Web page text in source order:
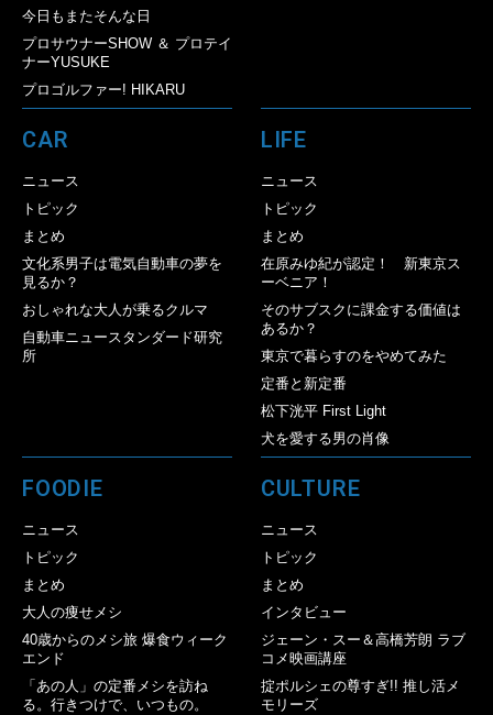
今日もまたそんな日
プロサウナーSHOW ＆ プロテイ
ナーYUSUKE
プロゴルファー! HIKARU
CAR
ニュース
トピック
まとめ
文化系男子は電気自動車の夢を
見るか？
おしゃれな大人が乗るクルマ
自動車ニュースタンダード研究
所
LIFE
ニュース
トピック
まとめ
在原みゆ紀が認定！ 新東京ス
ーベニア！
そのサブスクに課金する価値は
あるか？
東京で暮らすのをやめてみた
定番と新定番
松下洸平 First Light
犬を愛する男の肖像
FOODIE
ニュース
トピック
まとめ
大人の痩せメシ
40歳からのメシ旅 爆食ウィーク
エンド
「あの人」の定番メシを訪ね
る。行きつけで、いつもの。
CULTURE
ニュース
トピック
まとめ
インタビュー
ジェーン・スー＆高橋芳朗 ラブ
コメ映画講座
掟ポルシェの尊すぎ!! 推し活メ
モリーズ